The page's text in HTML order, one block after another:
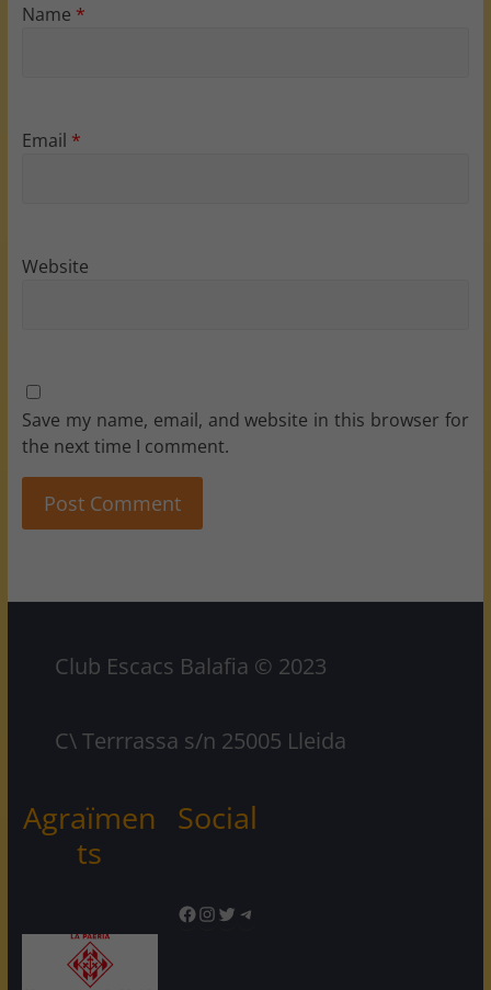
Name *
Email *
Website
Save my name, email, and website in this browser for
the next time I comment.
Club Escacs Balafia © 2023
C\ Terrrassa s/n 25005 Lleida
Agraïmen
ts
Social
Facebook
Instagram
TwitterTelegram